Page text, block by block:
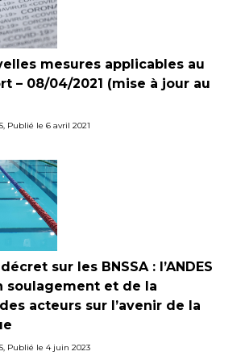
mesures applicables au
– 08/04/2021 (mise à jour au
Publié le 6 avril 2021
sur les BNSSA : l’ANDES
soulagement et de la
acteurs sur l’avenir de la
Publié le 4 juin 2023